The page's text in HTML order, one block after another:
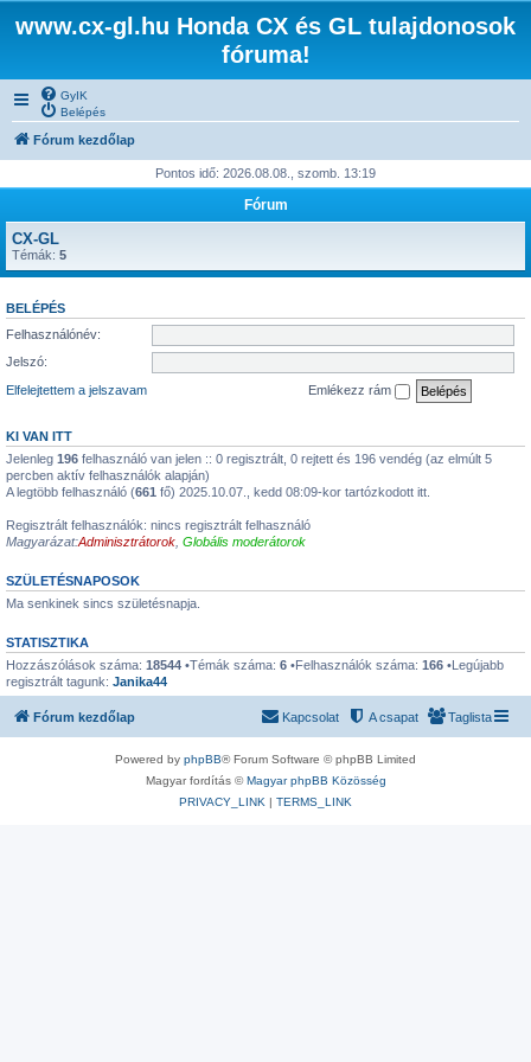
www.cx-gl.hu Honda CX és GL tulajdonosok
fóruma!
GyIK
Belépés
Fórum kezdőlap
Pontos idő: 2026.08.08., szomb. 13:19
Fórum
CX-GL
Témák: 5
BELÉPÉS
Felhasználónév:
Jelszó:
Elfelejtettem a jelszavam
Emlékezz rám
KI VAN ITT
Jelenleg 196 felhasználó van jelen :: 0 regisztrált, 0 rejtett és 196 vendég (az elmúlt 5
percben aktív felhasználók alapján)
A legtöbb felhasználó (661 fő) 2025.10.07., kedd 08:09-kor tartózkodott itt.
Regisztrált felhasználók: nincs regisztrált felhasználó
Magyarázat:Adminisztrátorok Globális moderátorok
SZÜLETÉSNAPOSOK
Ma senkinek sincs születésnapja.
STATISZTIKA
Hozzászólások száma: 18544 •Témák száma: 6 •Felhasználók száma: 166 •Legújabb
regisztrált tagunk: Janika44
Fórum kezdőlap Taglista
A csapat
Kapcsolat
Powered by phpBB® Forum Software © phpBB Limited
Magyar fordítás ©Magyar phpBB Közösség
PRIVACY_LINK | TERMS_LINK